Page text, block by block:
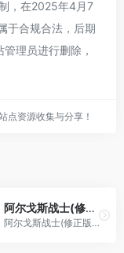
，在2025年4月7
于合规合法，后期
理员进行删除，
点资源收集与分享！
阿尔戈斯战士(修正版)(简)[孔雀天+MS](JP)[ACT](1Mb)
阿尔戈斯战士(修正版)(简)[孔雀天+MS](JP)[ACT](1Mb)